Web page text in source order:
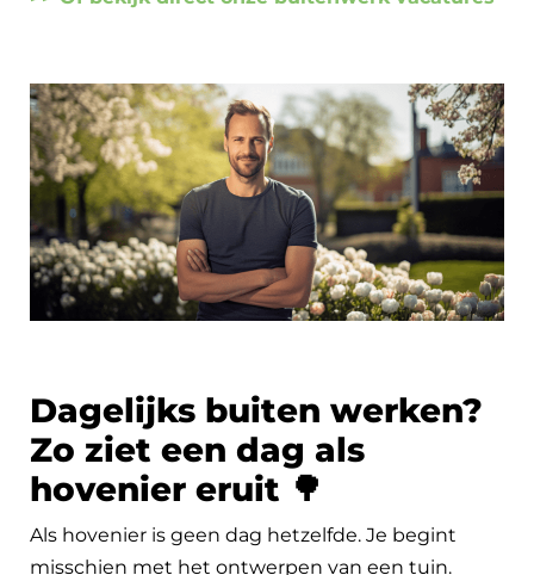
Dagelijks buiten werken?
Zo ziet een dag als
hovenier eruit 🌳
Als hovenier is geen dag hetzelfde. Je begint
misschien met het ontwerpen van een tuin.